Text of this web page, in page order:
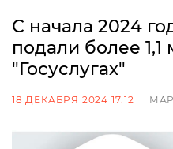
С начала 2024
подали более
"Госуслугах"
18 ДЕКАБРЯ 2024 17:12